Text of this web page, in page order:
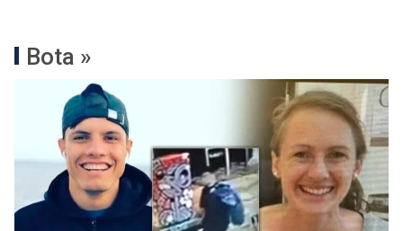
Bota »